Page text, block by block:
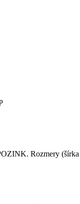
Rozmery